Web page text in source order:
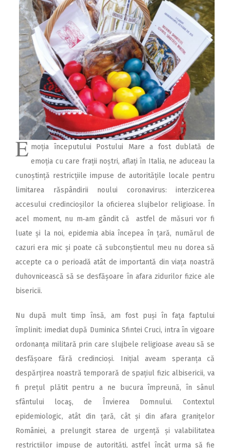
2018
2017
2016
2015
2014
2013
2012
2011
2009
E moția începutului Postului Mare a fost dublată de
emoția cu care frații noștri, aflați în Italia, ne aduceau la
cunoștință restricțiile impuse de autoritățile locale pentru
limitarea răspândirii noului coronavirus: interzicerea
accesului credincioșilor la oficierea slujbelor religioase. În
acel moment, nu m‑am gândit că astfel de măsuri vor fi
luate și la noi, epidemia abia începea în țară, numărul de
cazuri era mic și poate că subconștientul meu nu dorea să
accepte ca o perioadă atât de importantă din viața noastră
duhovnicească să se desfășoare în afara zidurilor fizice ale
bisericii.
Nu după mult timp însă, am fost puși în faţa faptului
împlinit: imediat după Duminica Sfintei Cruci, intra în vigoare
ordonanța militară prin care slujbele religioase aveau să se
desfășoare fără credincioși. Inițial aveam speranța că
despărțirea noastră temporară de spațiul fizic albisericii, va
fi prețul plătit pentru a ne bucura împreună, în sânul
sfântului locaş, de Învierea Domnului. Contextul
epidemiologic, atât din țară, cât și din afara granițelor
României, a prelungit starea de urgență și valabilitatea
restricțiilor impuse de autorități, astfel încât urma să fie